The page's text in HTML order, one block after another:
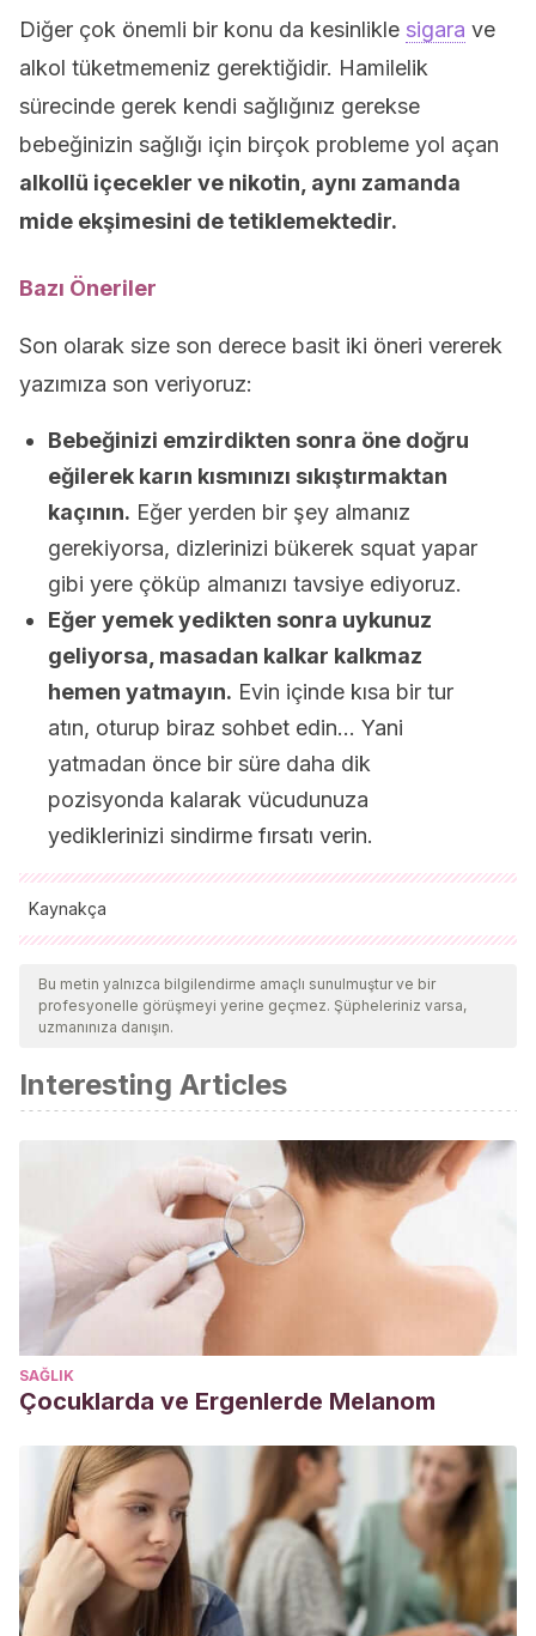
Diğer çok önemli bir konu da kesinlikle sigara ve
alkol tüketmemeniz gerektiğidir. Hamilelik
sürecinde gerek kendi sağlığınız gerekse
bebeğinizin sağlığı için birçok probleme yol açan
alkollü içecekler ve nikotin, aynı zamanda
mide ekşimesini de tetiklemektedir.
Bazı Öneriler
Son olarak size son derece basit iki öneri vererek
yazımıza son veriyoruz:
Bebeğinizi emzirdikten sonra öne doğru
eğilerek karın kısmınızı sıkıştırmaktan
kaçının. Eğer yerden bir şey almanız
gerekiyorsa, dizlerinizi bükerek squat yapar
gibi yere çöküp almanızı tavsiye ediyoruz.
Eğer yemek yedikten sonra uykunuz
geliyorsa, masadan kalkar kalkmaz
hemen yatmayın. Evin içinde kısa bir tur
atın, oturup biraz sohbet edin… Yani
yatmadan önce bir süre daha dik
pozisyonda kalarak vücudunuza
yediklerinizi sindirme fırsatı verin.
Kaynakça
Tüm alıntı yapılan kaynaklar, kalitelerini, güvenilirliklerini,
güncelliklerini ve geçerliliklerini sağlamak için ekibimiz
tarafından derinlemesine incelendi. Bu makalenin bibliyografisi
kabul edildi.
Jeong JN. Effect of Pre-meal Water Consumption on
Energy Intake and Satiety in Non-obese Young Adults. Clin
Nutr Res. 2018 Oct;7(4):291-296.
Sethi S, Richter JE. Diet and gastroesophageal reflux
disease: role in pathogenesis and management. Curr Opin
Gastroenterol. 2017 Mar;33(2):107-111.
Bu metin yalnızca bilgilendirme amaçlı sunulmuştur ve bir
profesyonelle görüşmeyi yerine geçmez. Şüpheleriniz varsa,
uzmanınıza danışın.
Interesting Articles
SAĞLIK
Çocuklarda ve Ergenlerde Melanom